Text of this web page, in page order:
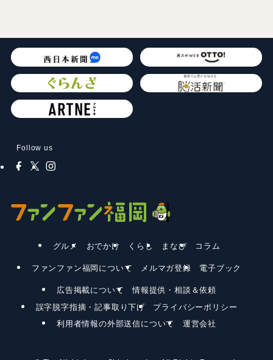
Follow us
グルメ おでかけ くらし まなび コラム
ファンファン福岡について メルマガ登録 電子ブック
広告掲載について
情報提供・相談＆依頼
誤字脱字指摘・記事取り下げ
プライバシーポリシー
利用者情報の外部送信について
運営会社